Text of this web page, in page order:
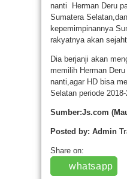
nanti Herman Deru
Sumatera
kepemimpinannya
rakyatnya akan
Dia berjanji akan
memilih Herman
nanti,agar HD bisa
Selatan periode 2018-
Sumber:Js.com
Posted by: Admin
Share on:
whatsapp